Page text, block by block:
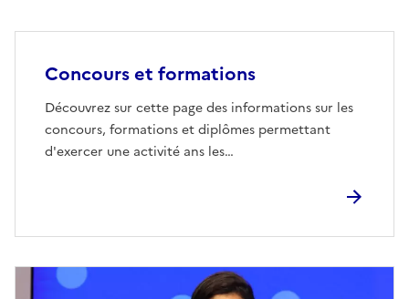
Concours et formations
Découvrez sur cette page des informations sur les
concours, formations et diplômes permettant
d'exercer une activité ans les…